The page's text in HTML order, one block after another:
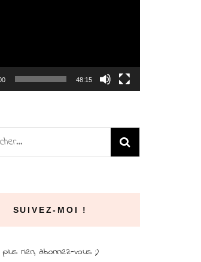
48:15
:
SUIVEZ-MOI !
rien, abonnez-vous ;)